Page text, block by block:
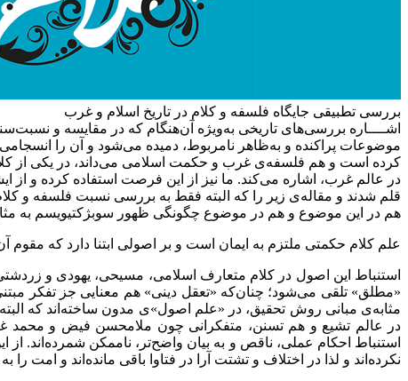
بررسی تطبیقی جایگاه فلسفه و کلام در تاریخ اسلام و غرب
اشــــاره بررسی‌های تاریخی به‌ویژه آن‌هنگام که در مقایسه و
موضوعات پراکنده و به‌ظاهر نامربوط، دمیده می‌شود و آن را
کرده است و هم فلسفه‌ی غرب و حکمت اسلامی می‌داند، در یکی از
در عالم غرب، اشاره می‌کند. ما نیز از این فرصت استفاده کرده و از
قلم شدند و مقاله‌ی زیر را که البته فقط به بررسی نسبت فلسفه و
هم در این موضوع و هم در موضوع چگونگی ظهور سوبژکتیویسم به
علم کلام حکمتی ملتزم به ایمان است و بر اصولی ابتنا دارد که مقوم
استنباط این اصول در کلام متعارف اسلامی، مسیحی، یهودی و
«مطلق» تلقی می‌شود؛ چنان‌که «تعقل دینی» هم معنایی جز تفکر
مثابه‌ی مبانی روش تحقیق، در «علم اصول»ی مدون ساخته‌اند که
در عالم تشیع و هم تسنن، متفکرانی چون ملامحسن فیض و محمد
استنباط احکام عملی، ناقص و به بیان واضح‌تر، ناممکن شمرده‌اند.
نکرده‌اند و لذا در اختلاف و تشتت آرا در فتاوا باقی مانده‌اند و امت را به